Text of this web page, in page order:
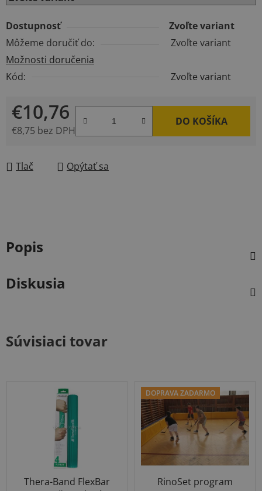
Dostupnosť
Zvoľte variant
Môžeme doručiť do:
Zvoľte variant
Možnosti doručenia
Kód:
Zvoľte variant
€10,76
€8,75 bez DPH
DO KOŠÍKA
Tlač Opýtať sa
Popis
Diskusia
Súvisiaci tovar
Thera-Band FlexBar
DOPRAVA ZADARMO
RinoSet program